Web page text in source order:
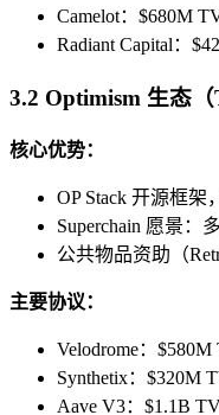
Camelot：$680M
Radiant Capital：
3.2 Optimism 生态（
核心优势：
OP Stack 开源框架
Superchain 愿景：
公共物品资助（
主要协议：
Velodrome：
Synthetix：$320M
Aave V3：$1.1B